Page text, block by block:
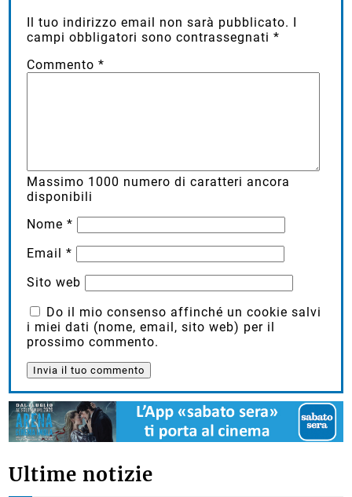
Il tuo indirizzo email non sarà pubblicato. I
campi obbligatori sono contrassegnati*
Commento*
Massimo 1000 numero di caratteri ancora
disponibili
Nome*
Email*
Sito web
Do il mio consenso affinché un cookie salvi
i miei dati (nome, email, sito web) per il
prossimo commento.
Ultime notizie